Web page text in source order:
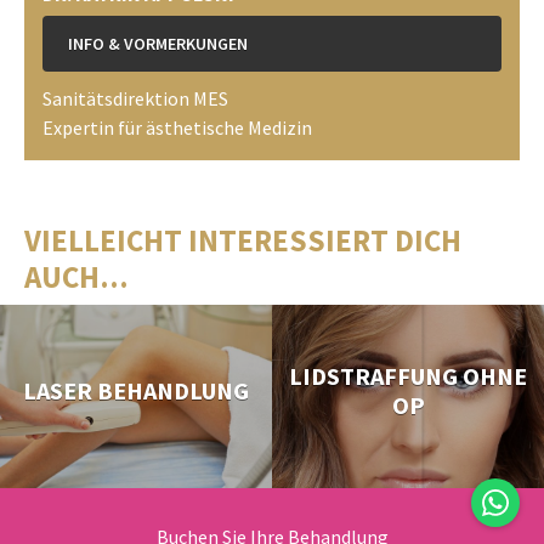
INFO & VORMERKUNGEN
Sanitätsdirektion MES
Expertin für ästhetische Medizin
VIELLEICHT INTERESSIERT DICH
AUCH...
LASER BEHANDLUNG
LIDSTRAFFUNG OHNE
OP
Buchen Sie Ihre Behandlung